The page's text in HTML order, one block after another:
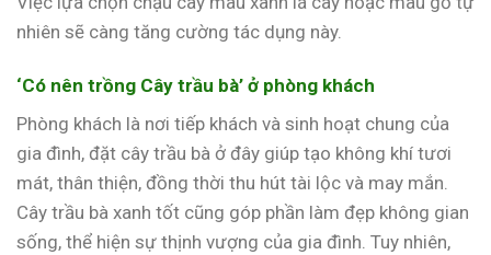
nhiên sẽ càng tăng cường tác dụng này.
‘Có nên trồng Cây trầu bà’ ở phòng khách
Phòng khách là nơi tiếp khách và sinh hoạt chung của
gia đình, đặt cây trầu bà ở đây giúp tạo không khí tươi
mát, thân thiện, đồng thời thu hút tài lộc và may mắn.
Cây trầu bà xanh tốt cũng góp phần làm đẹp không gian
sống, thể hiện sự thịnh vượng của gia đình. Tuy nhiên,